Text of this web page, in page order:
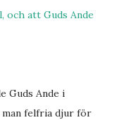
och att Guds Ande
Guds Ande i
man felfria djur för